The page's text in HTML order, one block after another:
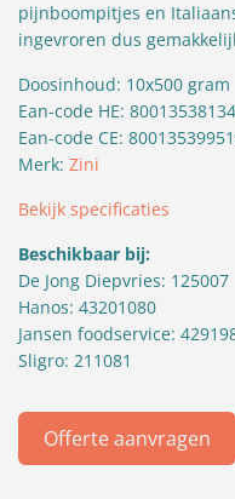
pijnboompitjes en
ingevroren dus
Doosinhoud: 10x500 gram
Ean-code HE:
Ean-code CE:
Merk: Zini
Bekijk specificaties
Beschikbaar bij:
De Jong Diepvries: 125007
Hanos: 43201080
Jansen foodservice:
Sligro: 211081
Offerte aanvragen